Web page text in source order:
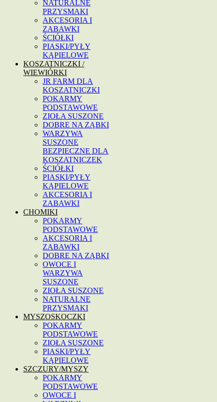
NATURALNE
PRZYSMAKI
AKCESORIA I
ZABAWKI
ŚCIÓŁKI
PIASKI/PYŁY
KĄPIELOWE
KOSZATNICZKI /
WIEWIÓRKI
JR FARM DLA
KOSZATNICZKI
POKARMY
PODSTAWOWE
ZIOŁA SUSZONE
DOBRE NA ZĄBKI
WARZYWA
SUSZONE
BEZPIECZNE DLA
KOSZATNICZEK
ŚCIÓŁKI
PIASKI/PYŁY
KĄPIELOWE
AKCESORIA I
ZABAWKI
CHOMIKI
POKARMY
PODSTAWOWE
AKCESORIA I
ZABAWKI
DOBRE NA ZĄBKI
OWOCE I
WARZYWA
SUSZONE
ZIOŁA SUSZONE
NATURALNE
PRZYSMAKI
MYSZOSKOCZKI
POKARMY
PODSTAWOWE
ZIOŁA SUSZONE
PIASKI/PYŁY
KĄPIELOWE
SZCZURY/MYSZY
POKARMY
PODSTAWOWE
OWOCE I